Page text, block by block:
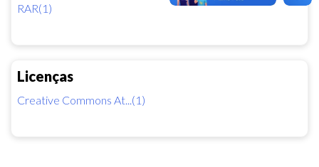
RAR(1)
Licenças
Creative Commons At...(1)